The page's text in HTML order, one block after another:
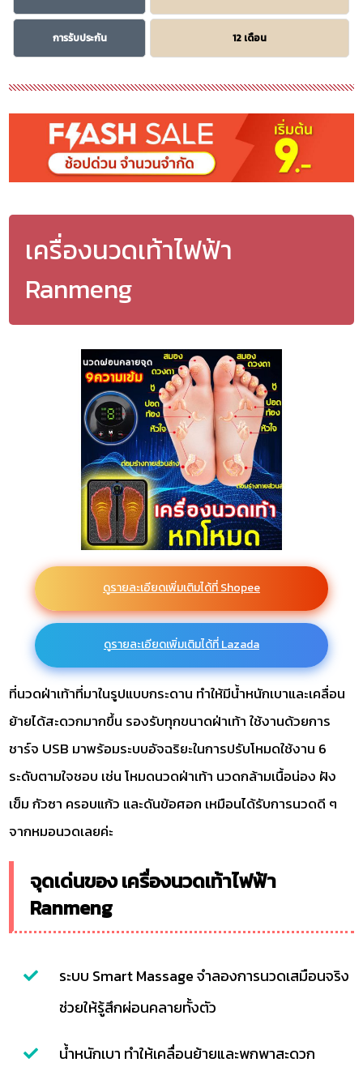
การรับประกัน 12 เดือน
เครื่องนวดเท้าไฟฟ้า
Ranmeng
ดูรายละเอียดเพิ่มเติมได้ที่ Shopee
ดูรายละเอียดเพิ่มเติมได้ที่ Lazada
ที่นวดฝ่าเท้าที่มาในรูปแบบกระดาน ทำให้มีน้ำหนักเบาและเคลื่อน
ย้ายได้สะดวกมากขึ้น รองรับทุกขนาดฝ่าเท้า ใช้งานด้วยการ
ชาร์จ USB มาพร้อมระบบอัจฉริยะในการปรับโหมดใช้งาน 6
ระดับตามใจชอบ เช่น โหมดนวดฝ่าเท้า นวดกล้ามเนื้อน่อง ฝัง
เข็ม กัวซา ครอบแก้ว และดันข้อศอก เหมือนได้รับการนวดดี ๆ
จากหมอนวดเลยค่ะ
จุดเด่นของ เครื่องนวดเท้าไฟฟ้า
Ranmeng
ระบบ Smart Massage จำลองการนวดเสมือนจริง
ช่วยให้รู้สึกผ่อนคลายทั้งตัว
น้ำหนักเบา ทำให้เคลื่อนย้ายและพกพาสะดวก